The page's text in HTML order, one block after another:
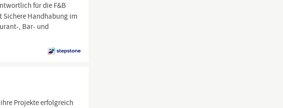
für die F&B
Sichere Handhabung im
, Bar- und
Projekte erfolgreich